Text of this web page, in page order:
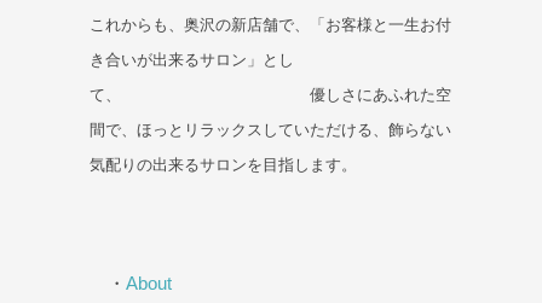
これからも、奥沢の新店舗で、「お客様と一生お付
き合いが出来るサロン」とし
て、 優しさにあふれた空
間で、ほっとリラックスしていただける、飾らない
気配りの出来るサロンを目指します。
・ About